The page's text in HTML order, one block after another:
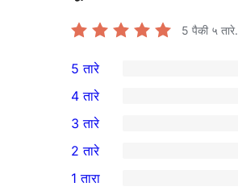
5 पैकी ५ तारे.
1
5-
तारांकित
पुनरावलोकन
5 तारे
4-
तारांकित
परीक्षणे
4 तारे
0
3-
तारांकित
3 तारे
2-
2 तारे
1 तारा